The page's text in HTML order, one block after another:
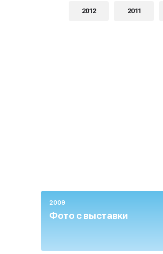
2012 2011
2009
Фото с выставки